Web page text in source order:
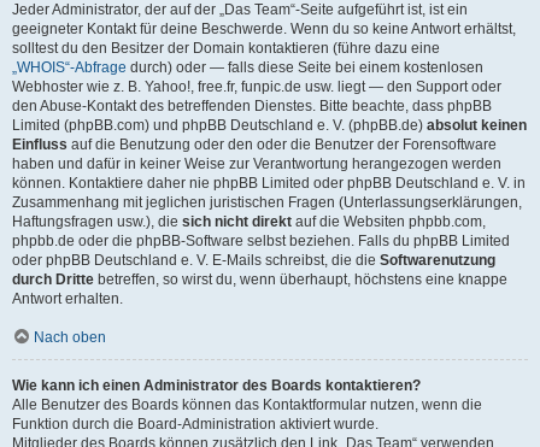
Jeder Administrator, der auf der „Das Team“-Seite aufgeführt ist, ist ein
geeigneter Kontakt für deine Beschwerde. Wenn du so keine Antwort erhältst,
solltest du den Besitzer der Domain kontaktieren (führe dazu eine
„WHOIS“-Abfrage durch) oder — falls diese Seite bei einem kostenlosen
Webhoster wie z. B. Yahoo!, free.fr, funpic.de usw. liegt — den Support oder
den Abuse-Kontakt des betreffenden Dienstes. Bitte beachte, dass phpBB
Limited (phpBB.com) und phpBB Deutschland e. V. (phpBB.de) absolut keinen
Einfluss auf die Benutzung oder den oder die Benutzer der Forensoftware
haben und dafür in keiner Weise zur Verantwortung herangezogen werden
können. Kontaktiere daher nie phpBB Limited oder phpBB Deutschland e. V. in
Zusammenhang mit jeglichen juristischen Fragen (Unterlassungserklärungen,
Haftungsfragen usw.), die sich nicht direkt auf die Websiten phpbb.com,
phpbb.de oder die phpBB-Software selbst beziehen. Falls du phpBB Limited
oder phpBB Deutschland e. V. E-Mails schreibst, die die Softwarenutzung
durch Dritte betreffen, so wirst du, wenn überhaupt, höchstens eine knappe
Antwort erhalten.
Nach oben
Wie kann ich einen Administrator des Boards kontaktieren?
Alle Benutzer des Boards können das Kontaktformular nutzen, wenn die
Funktion durch die Board-Administration aktiviert wurde.
Mitglieder des Boards können zusätzlich den Link „Das Team“ verwenden.